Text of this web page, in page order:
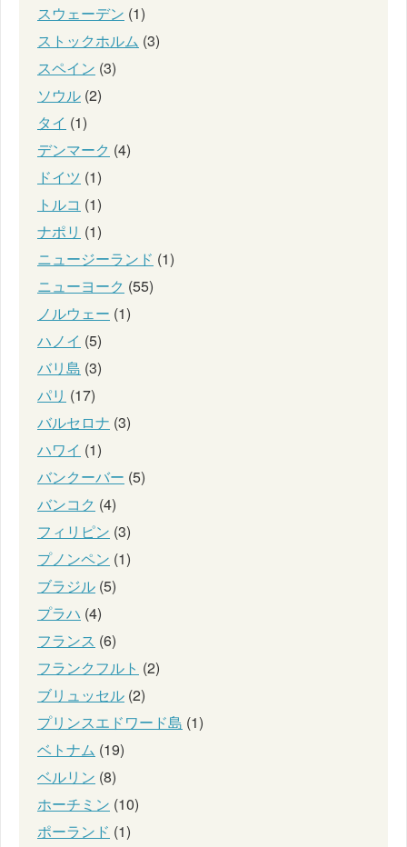
スウェーデン (1)
ストックホルム (3)
スペイン (3)
ソウル (2)
タイ (1)
デンマーク (4)
ドイツ (1)
トルコ (1)
ナポリ (1)
ニュージーランド (1)
ニューヨーク (55)
ノルウェー (1)
ハノイ (5)
バリ島 (3)
パリ (17)
バルセロナ (3)
ハワイ (1)
バンクーバー (5)
バンコク (4)
フィリピン (3)
プノンペン (1)
ブラジル (5)
プラハ (4)
フランス (6)
フランクフルト (2)
ブリュッセル (2)
プリンスエドワード島 (1)
ベトナム (19)
ベルリン (8)
ホーチミン (10)
ポーランド (1)